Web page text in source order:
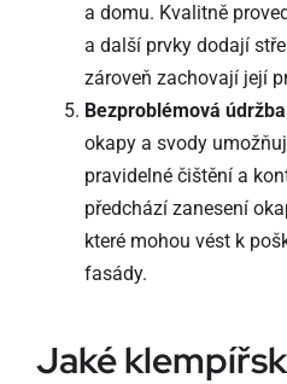
a domu. Kvalitně
a další prvky dodají
zároveň zachovají její
Bezproblémová údržba
okapy a svody
pravidelné čištění a
předchází zanesení
které mohou vést k
fasády.
Jaké